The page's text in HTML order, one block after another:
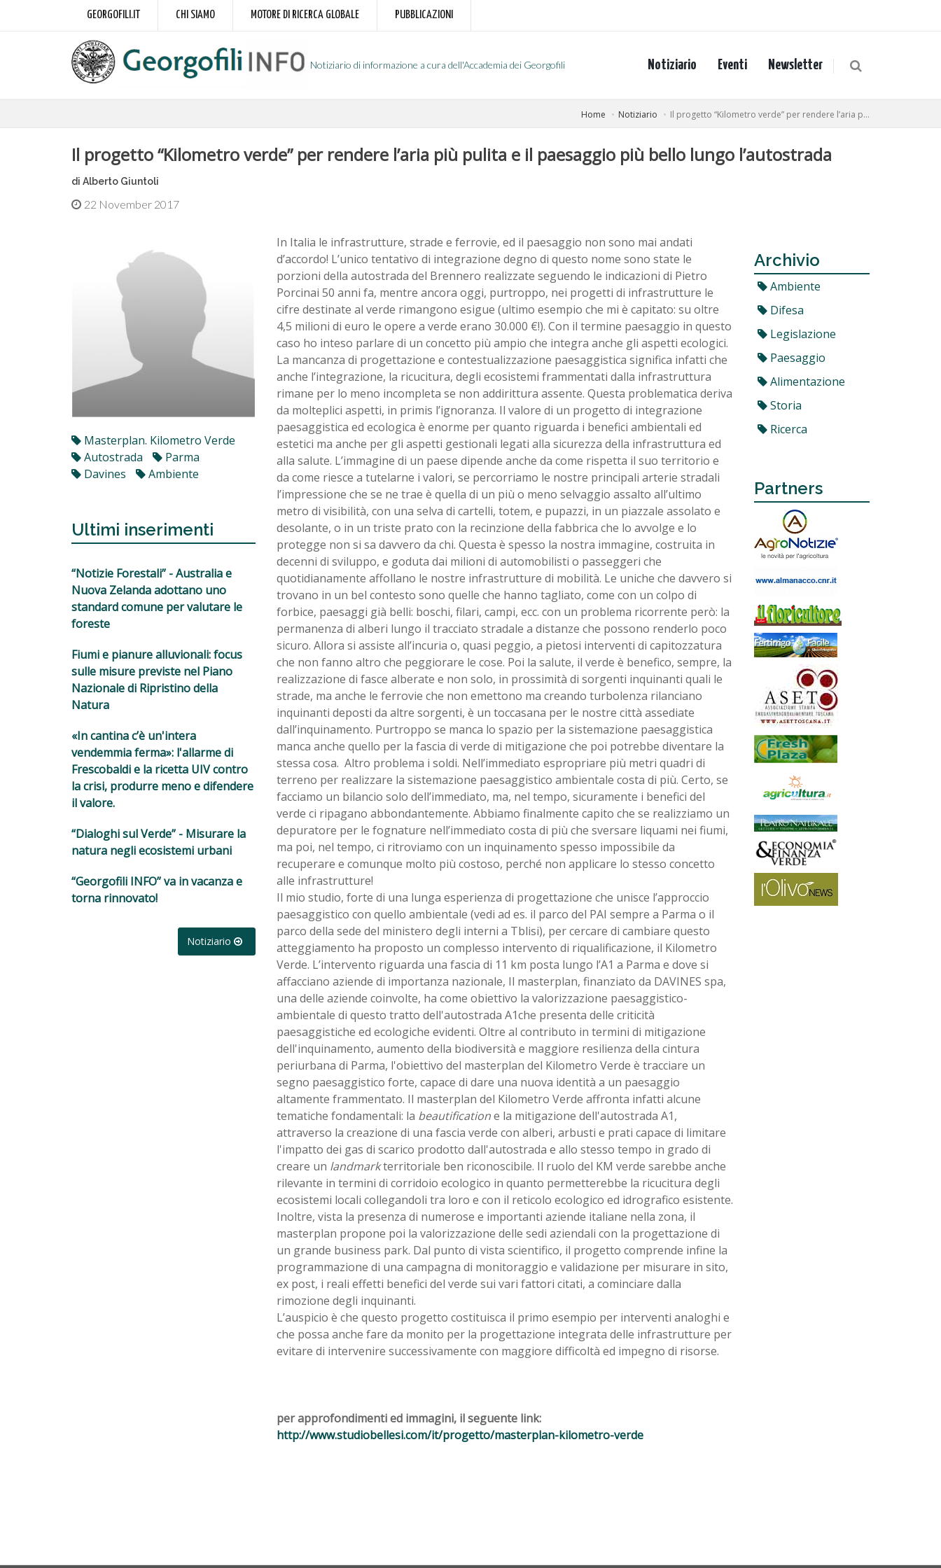
GEORGOFILI.IT CHI SIAMO MOTORE DI RICERCA GLOBALE PUBBLICAZIONI
Notiziario di informazione a cura dell'Accademia dei Georgofili Notiziario Eventi Newsletter
Home Notiziario Il progetto “Kilometro verde” per rendere l’aria p...
Il progetto “Kilometro verde” per rendere l’aria più pulita e il paesaggio più bello lungo l’autostrada
di Alberto Giuntoli
22 November 2017
Masterplan. Kilometro Verde
Autostrada
Parma
Davines
Ambiente
Ultimi inserimenti
“Notizie Forestali” - Australia e
Nuova Zelanda adottano uno
standard comune per valutare le
foreste
Fiumi e pianure alluvionali: focus
sulle misure previste nel Piano
Nazionale di Ripristino della
Natura
«In cantina c’è un'intera
vendemmia ferma»: l'allarme di
Frescobaldi e la ricetta UIV contro
la crisi, produrre meno e difendere
il valore.
“Dialoghi sul Verde” - Misurare la
natura negli ecosistemi urbani
“Georgofili INFO” va in vacanza e
torna rinnovato!
Notiziario
In Italia le infrastrutture, strade e ferrovie, ed il paesaggio non sono mai andati
d’accordo! L’unico tentativo di integrazione degno di questo nome sono state le
porzioni della autostrada del Brennero realizzate seguendo le indicazioni di Pietro
Porcinai 50 anni fa, mentre ancora oggi, purtroppo, nei progetti di infrastrutture le
cifre destinate al verde rimangono esigue (ultimo esempio che mi è capitato: su oltre
4,5 milioni di euro le opere a verde erano 30.000 €!). Con il termine paesaggio in questo
caso ho inteso parlare di un concetto più ampio che integra anche gli aspetti ecologici.
La mancanza di progettazione e contestualizzazione paesaggistica significa infatti che
anche l’integrazione, la ricucitura, degli ecosistemi frammentati dalla infrastruttura
rimane per lo meno incompleta se non addirittura assente. Questa problematica deriva
da molteplici aspetti, in primis l’ignoranza. Il valore di un progetto di integrazione
paesaggistica ed ecologica è enorme per quanto riguarda i benefici ambientali ed
estetici ma anche per gli aspetti gestionali legati alla sicurezza della infrastruttura ed
alla salute. L’immagine di un paese dipende anche da come rispetta il suo territorio e
da come riesce a tutelarne i valori, se percorriamo le nostre principali arterie stradali
l’impressione che se ne trae è quella di un più o meno selvaggio assalto all’ultimo
metro di visibilità, con una selva di cartelli, totem, e pupazzi, in un piazzale assolato e
desolante, o in un triste prato con la recinzione della fabbrica che lo avvolge e lo
protegge non si sa davvero da chi. Questa è spesso la nostra immagine, costruita in
decenni di sviluppo, e goduta dai milioni di automobilisti o passeggeri che
quotidianamente affollano le nostre infrastrutture di mobilità. Le uniche che davvero si
trovano in un bel contesto sono quelle che hanno tagliato, come con un colpo di
forbice, paesaggi già belli: boschi, filari, campi, ecc. con un problema ricorrente però: la
permanenza di alberi lungo il tracciato stradale a distanze che possono renderlo poco
sicuro. Allora si assiste all’incuria o, quasi peggio, a pietosi interventi di capitozzatura
che non fanno altro che peggiorare le cose. Poi la salute, il verde è benefico, sempre, la
realizzazione di fasce alberate e non solo, in prossimità di sorgenti inquinanti quali le
strade, ma anche le ferrovie che non emettono ma creando turbolenza rilanciano
inquinanti deposti da altre sorgenti, è un toccasana per le nostre città assediate
dall’inquinamento. Purtroppo se manca lo spazio per la sistemazione paesaggistica
manca anche quello per la fascia di verde di mitigazione che poi potrebbe diventare la
stessa cosa. Altro problema i soldi. Nell’immediato espropriare più metri quadri di
terreno per realizzare la sistemazione paesaggistico ambientale costa di più. Certo, se
facciamo un bilancio solo dell’immediato, ma, nel tempo, sicuramente i benefici del
verde ci ripagano abbondantemente. Abbiamo finalmente capito che se realizziamo un
depuratore per le fognature nell’immediato costa di più che sversare liquami nei fiumi,
ma poi, nel tempo, ci ritroviamo con un inquinamento spesso impossibile da
recuperare e comunque molto più costoso, perché non applicare lo stesso concetto
alle infrastrutture!
Il mio studio, forte di una lunga esperienza di progettazione che unisce l’approccio
paesaggistico con quello ambientale (vedi ad es. il parco del PAI sempre a Parma o il
parco della sede del ministero degli interni a Tblisi), per cercare di cambiare questo
atteggiamento ha proposto un complesso intervento di riqualificazione, il Kilometro
Verde. L’intervento riguarda una fascia di 11 km posta lungo l’A1 a Parma e dove si
affacciano aziende di importanza nazionale, Il masterplan, finanziato da DAVINES spa,
una delle aziende coinvolte, ha come obiettivo la valorizzazione paesaggistico-
ambientale di questo tratto dell'autostrada A1che presenta delle criticità
paesaggistiche ed ecologiche evidenti. Oltre al contributo in termini di mitigazione
dell'inquinamento, aumento della biodiversità e maggiore resilienza della cintura
periurbana di Parma, l'obiettivo del masterplan del Kilometro Verde è tracciare un
segno paesaggistico forte, capace di dare una nuova identità a un paesaggio
altamente frammentato. Il masterplan del Kilometro Verde affronta infatti alcune
tematiche fondamentali: la beautificatione la mitigazione dell'autostrada A1,
attraverso la creazione di una fascia verde con alberi, arbusti e prati capace di limitare
l'impatto dei gas di scarico prodotto dall'autostrada e allo stesso tempo in grado di
creare un landmarkterritoriale ben riconoscibile. Il ruolo del KM verde sarebbe anche
rilevante in termini di corridoio ecologico in quanto permetterebbe la ricucitura degli
ecosistemi locali collegandoli tra loro e con il reticolo ecologico ed idrografico esistente.
Inoltre, vista la presenza di numerose e importanti aziende italiane nella zona, il
masterplan propone poi la valorizzazione delle sedi aziendali con la progettazione di
un grande business park. Dal punto di vista scientifico, il progetto comprende infine la
programmazione di una campagna di monitoraggio e validazione per misurare in sito,
ex post, i reali effetti benefici del verde sui vari fattori citati, a cominciare dalla
rimozione degli inquinanti.
L’auspicio è che questo progetto costituisca il primo esempio per interventi analoghi e
che possa anche fare da monito per la progettazione integrata delle infrastrutture per
evitare di intervenire successivamente con maggiore difficoltà ed impegno di risorse.
per approfondimenti ed immagini, il seguente link:
http://www.studiobellesi.com/it/progetto/masterplan-kilometro-verde
Archivio
Ambiente
Difesa
Legislazione
Paesaggio
Alimentazione
Storia
Ricerca
Partners